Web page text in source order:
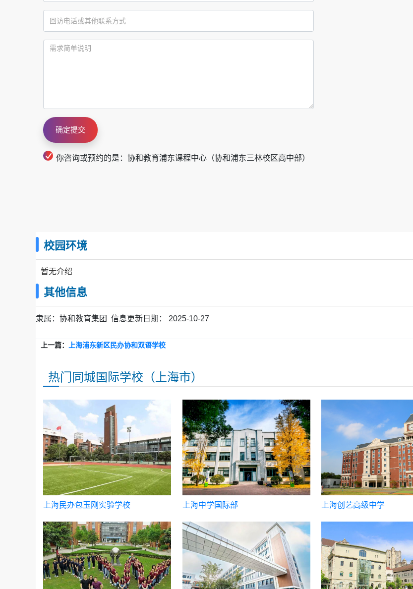
你咨询或预约的是：协和教育浦东课程中心（协和浦东三林校区高中部）
校园环境
暂无介绍
其他信息
隶属： 协和教育集团 信息更新日期： 2025-10-27
上一篇： 上海浦东新区民办协和双语学校
热门同城国际学校（上海市）
上海民办包玉刚实验学校 上海中学国际部 上海创艺高级中学